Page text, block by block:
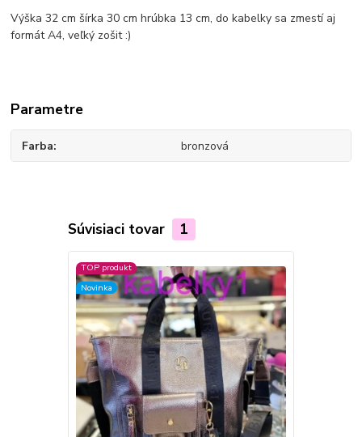
Výška 32 cm šírka 30 cm hrúbka 13 cm, do kabelky sa zmestí aj
formát A4, veľký zošit :)
Parametre
Farba bronzová
Súvisiaci tovar 1
TOP produkt
Novinka